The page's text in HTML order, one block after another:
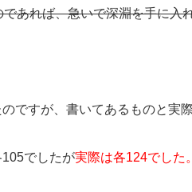
あれば、急いで深淵を手に入
ですが、書いてあるものと実
でしたが実際は各124でした。